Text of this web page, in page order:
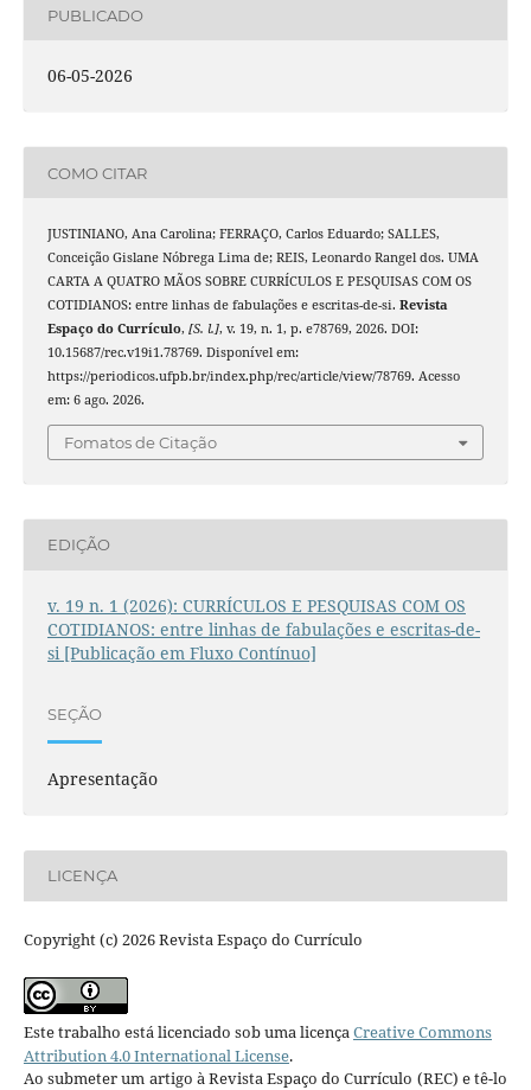
PUBLICADO
06-05-2026
COMO CITAR
JUSTINIANO, Ana Carolina; FERRAÇO, Carlos Eduardo; SALLES,
Conceição Gislane Nóbrega Lima de; REIS, Leonardo Rangel dos. UMA
CARTA A QUATRO MÃOS SOBRE CURRÍCULOS E PESQUISAS COM OS
COTIDIANOS: entre linhas de fabulações e escritas-de-si. Revista
Espaço do Currículo, [S. l.], v. 19, n. 1, p. e78769, 2026. DOI:
10.15687/rec.v19i1.78769. Disponível em:
https://periodicos.ufpb.br/index.php/rec/article/view/78769. Acesso
em: 6 ago. 2026.
Fomatos de Citação
EDIÇÃO
v. 19 n. 1 (2026): CURRÍCULOS E PESQUISAS COM OS
COTIDIANOS: entre linhas de fabulações e escritas-de-
si [Publicação em Fluxo Contínuo]
SEÇÃO
Apresentação
LICENÇA
Copyright (c) 2026 Revista Espaço do Currículo
Este trabalho está licenciado sob uma licençaCreative Commons
Attribution 4.0 International License.
Ao submeter um artigo à Revista Espaço do Currículo (REC) e tê-lo